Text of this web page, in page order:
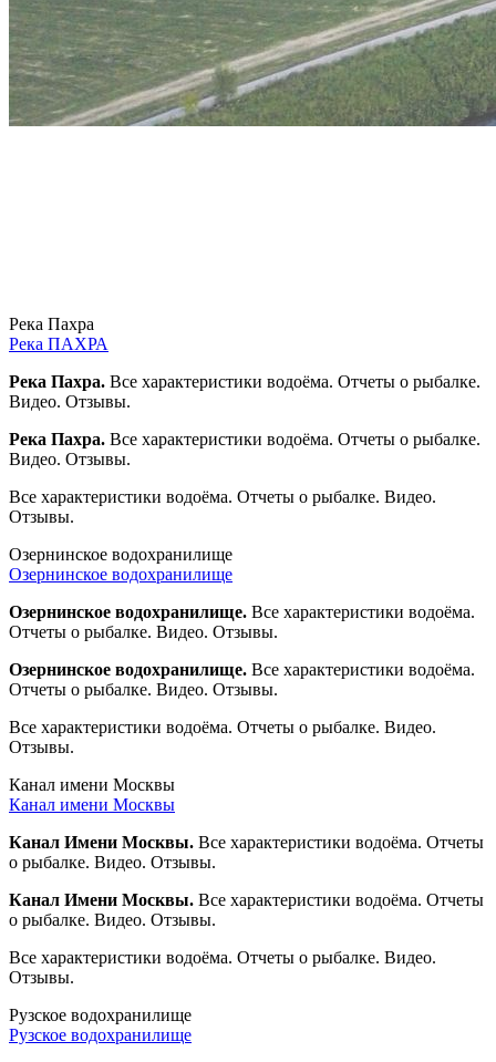
Река Пахра
Река ПАХРА
Река Пахра. Все характеристики водоёма. Отчеты о рыбалке.
Видео. Отзывы.
Река Пахра. Все характеристики водоёма. Отчеты о рыбалке.
Видео. Отзывы.
Все характеристики водоёма. Отчеты о рыбалке. Видео.
Отзывы.
Озернинское водохранилище
Озернинское водохранилище
Озернинское водохранилище. Все характеристики водоёма.
Отчеты о рыбалке. Видео. Отзывы.
Озернинское водохранилище. Все характеристики водоёма.
Отчеты о рыбалке. Видео. Отзывы.
Все характеристики водоёма. Отчеты о рыбалке. Видео.
Отзывы.
Канал имени Москвы
Канал имени Москвы
Канал Имени Москвы. Все характеристики водоёма. Отчеты
о рыбалке. Видео. Отзывы.
Канал Имени Москвы. Все характеристики водоёма. Отчеты
о рыбалке. Видео. Отзывы.
Все характеристики водоёма. Отчеты о рыбалке. Видео.
Отзывы.
Рузское водохранилище
Рузское водохранилище